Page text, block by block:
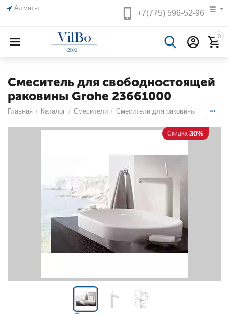
Алматы
+7(775)596-52-96
0
Смеситель для свободностоящей
раковины Grohe 23661000
Главная / Каталог / Смесители / Смесители для раковины
Скидка 30%